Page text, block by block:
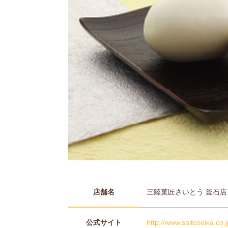
店舗名 三陸菓匠さいとう 釜石店
公式サイト http://